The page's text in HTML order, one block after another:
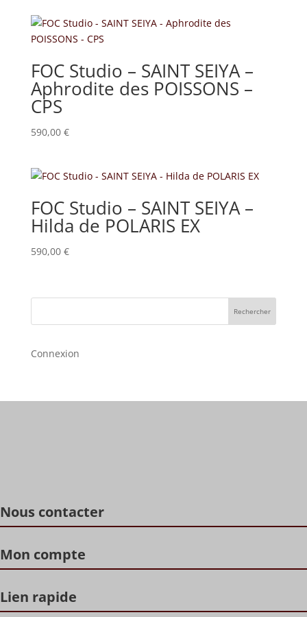
FOC Studio – SAINT SEIYA –
Aphrodite des POISSONS –
CPS
590,00 €
FOC Studio – SAINT SEIYA –
Hilda de POLARIS EX
590,00 €
Rechercher
Connexion
Nous contacter
Mon compte
Lien rapide